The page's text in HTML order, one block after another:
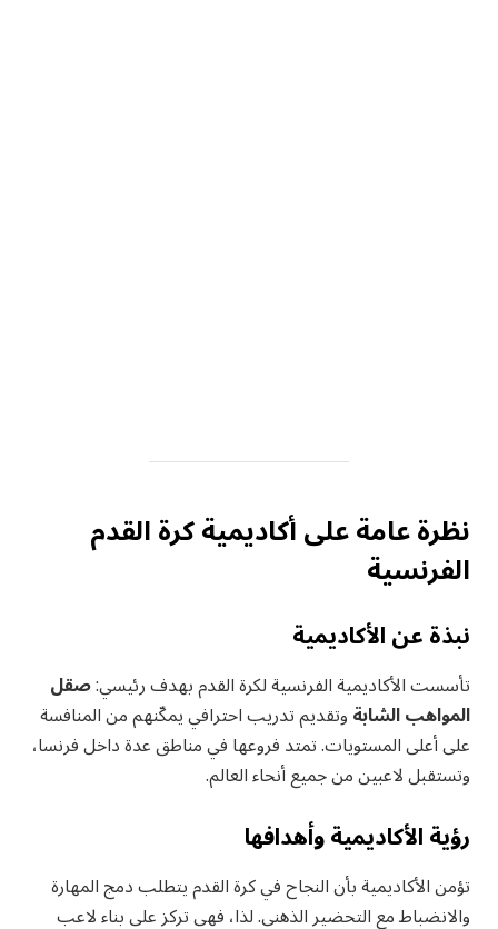
نظرة عامة على أكاديمية كرة القدم
الفرنسية
نبذة عن الأكاديمية
تأسست الأكاديمية الفرنسية لكرة القدم بهدف رئيسي:صقل
المواهب الشابةوتقديم تدريب احترافي يمكّنهم من المنافسة
على أعلى المستويات. تمتد فروعها في مناطق عدة داخل فرنسا،
وتستقبل لاعبين من جميع أنحاء العالم.
رؤية الأكاديمية وأهدافها
تؤمن الأكاديمية بأن النجاح في كرة القدم يتطلب دمج المهارة
والانضباط مع التحضير الذهني. لذا، فهي تركز على بناء لاعب